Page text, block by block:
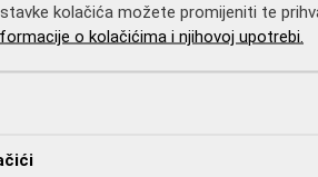
kolačića možete promijeniti te
o kolačićima i njihovoj upotrebi.